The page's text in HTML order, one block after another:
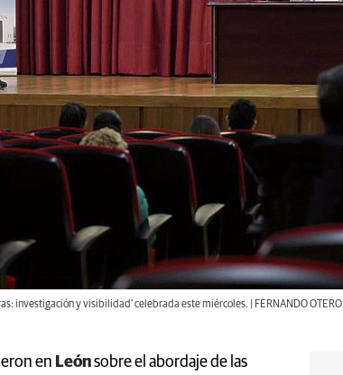
investigación y visibilidad’ celebrada este miércoles. | FERNANDO OTERO
en Leónsobre el abordaje de las